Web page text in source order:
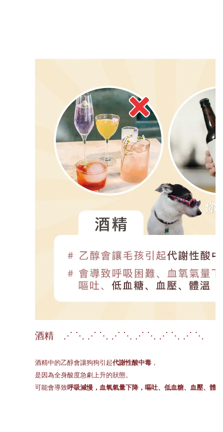
酒精 ⋰ ⋱ ⋰ ⋱ ⋰ ⋱ ⋰ ⋱ ⋰ ⋱ ⋰ ⋱
酒精中的乙醇會讓狗狗引起代謝性酸中毒 ，
是因為全身酸度急劇上升的狀態。
可能會導致呼吸減慢，血氧氣量下降，嘔吐、低血糖、血壓、體溫